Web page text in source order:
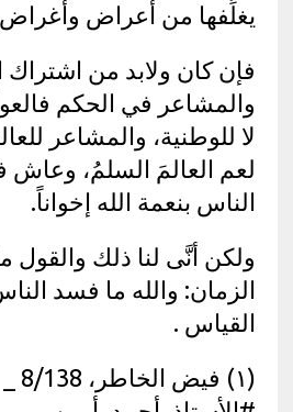
يغلِّفها من أعراض
فإن كان ولابد من
والمشاعر في الحكم
لا للوطنية، والمشاعر
لعم العالمَ السلمُ، وعاش
الناس بنعمة الله إخواناً.
ولكن أنَّى لنا ذلك والقول
الزمان: والله ما فسد
القياس .